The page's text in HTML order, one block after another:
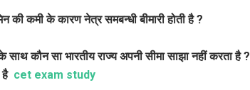
की कमी के कारण नेत्र समबन्धी बीमारी होती है ?
साथ कौन सा भारतीय राज्य अपनी सीमा साझा नहीं करता है ?
है cet exam study